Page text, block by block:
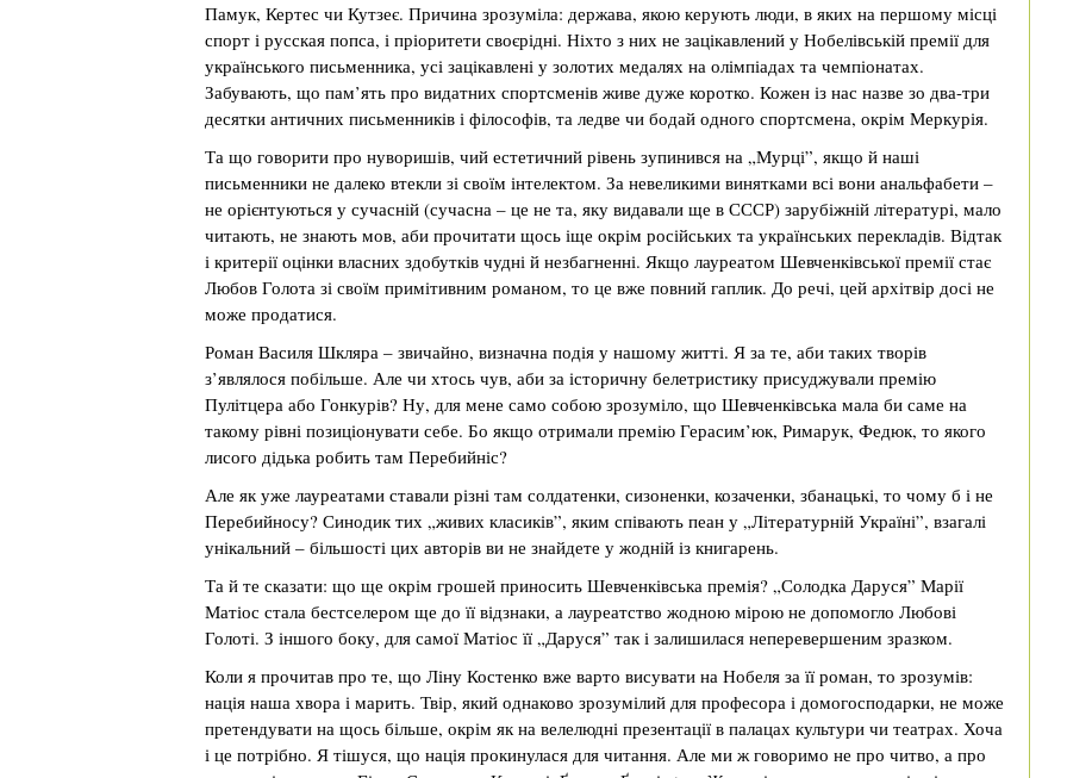
Памук, Кертес чи Кутзеє. Причина зрозуміла: держава, якою керують люди, в яких на першому місці
спорт і русская попса, і пріоритети своєрідні. Ніхто з них не зацікавлений у Нобелівській премії для
українського письменника, усі зацікавлені у золотих медалях на олімпіадах та чемпіонатах.
Забувають, що пам’ять про видатних спортсменів живе дуже коротко. Кожен із нас назве зо два-три
десятки античних письменників і філософів, та ледве чи бодай одного спортсмена, окрім Меркурія.
Та що говорити про нуворишів, чий естетичний рівень зупинився на „Мурці”, якщо й наші
письменники не далеко втекли зі своїм інтелектом. За невеликими винятками всі вони анальфабети –
не орієнтуються у сучасній (сучасна – це не та, яку видавали ще в СССР) зарубіжній літературі, мало
читають, не знають мов, аби прочитати щось іще окрім російських та українських перекладів. Відтак
і критерії оцінки власних здобутків чудні й незбагненні. Якщо лауреатом Шевченківської премії стає
Любов Голота зі своїм примітивним романом, то це вже повний гаплик. До речі, цей архітвір досі не
може продатися.
Роман Василя Шкляра – звичайно, визначна подія у нашому житті. Я за те, аби таких творів
з’являлося побільше. Але чи хтось чув, аби за історичну белетристику присуджували премію
Пулітцера або Гонкурів? Ну, для мене само собою зрозуміло, що Шевченківська мала би саме на
такому рівні позиціонувати себе. Бо якщо отримали премію Герасим’юк, Римарук, Федюк, то якого
лисого дідька робить там Перебийніс?
Але як уже лауреатами ставали різні там солдатенки, сизоненки, козаченки, збанацькі, то чому б і не
Перебийносу? Синодик тих „живих класиків”, яким співають пеан у „Літературній Україні”, взагалі
унікальний – більшості цих авторів ви не знайдете у жодній із книгарень.
Та й те сказати: що ще окрім грошей приносить Шевченківська премія? „Солодка Даруся” Марії
Матіос стала бестселером ще до її відзнаки, а лауреатство жодною мірою не допомогло Любові
Голоті. З іншого боку, для самої Матіос її „Даруся” так і залишилася неперевершеним зразком.
Коли я прочитав про те, що Ліну Костенко вже варто висувати на Нобеля за її роман, то зрозумів:
нація наша хвора і марить. Твір, який однаково зрозумілий для професора і домогосподарки, не може
претендувати на щось більше, окрім як на велелюдні презентації в палацах культури чи театрах. Хоча
і це потрібно. Я тішуся, що нація прокинулася для читання. Але ми ж говоримо не про читво, а про